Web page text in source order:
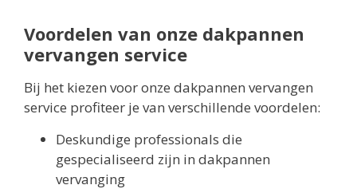
Voordelen van onze dakpannen
vervangen service
Bij het kiezen voor onze dakpannen vervangen
service profiteer je van verschillende voordelen:
Deskundige professionals die
gespecialiseerd zijn in dakpannen
vervanging